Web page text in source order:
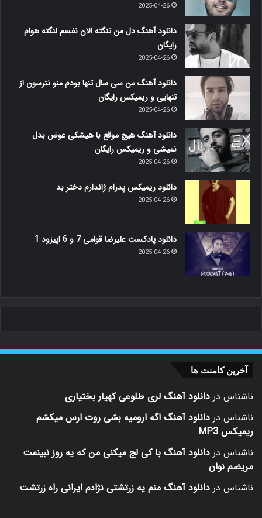
2025-04-26
دانلود آهنگ دل من تنگته الان نفسم لنگته هوام
رایگان
2025-04-26
دانلود آهنگ من سی سال تنها بودم منو نترسون از
تنهایی و ریمیکس رایگان
2025-04-26
دانلود آهنگ هیچ موقع با هیشکی عوض بدل
نمیشی و ریمیکس رایگان
2025-04-26
دانلود ریمیکس پدرام ژاندارم دختر بد
2025-04-26
دانلود پادکست علیرضا قوامی 7 و 6 اپیزود 1
2025-04-26
آخرین کامنت ها
ناشناس در دانلود آهنگ لری طلوعی کهیار بختیاری
ناشناس در دانلود آهنگ اگه ارومیه بشی روت ارس میکشم
ریمیکس MP3
ناشناس در دانلود آهنگ با کی لج میکنی من که یه روز نبینمت
مریضم نوان
ناشناس در دانلود آهنگ منم یه زرتشتی نژادم ایرانی راه زرتشت